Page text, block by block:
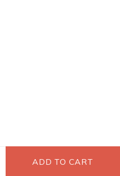
ADD TO CART